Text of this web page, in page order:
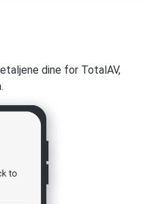
dine for TotalAV,
.